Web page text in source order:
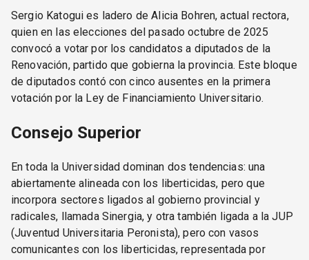
Sergio Katogui es ladero de Alicia Bohren, actual rectora,
quien en las elecciones del pasado octubre de 2025
convocó a votar por los candidatos a diputados de la
Renovación, partido que gobierna la provincia. Este bloque
de diputados contó con cinco ausentes en la primera
votación por la Ley de Financiamiento Universitario.
Consejo Superior
En toda la Universidad dominan dos tendencias: una
abiertamente alineada con los liberticidas, pero que
incorpora sectores ligados al gobierno provincial y
radicales, llamada Sinergia, y otra también ligada a la JUP
(Juventud Universitaria Peronista), pero con vasos
comunicantes con los liberticidas, representada por